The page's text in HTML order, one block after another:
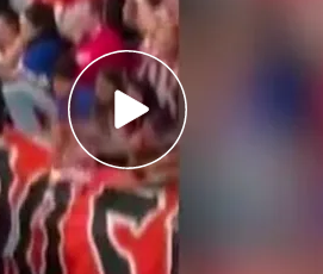
Atlético de Madrid por el
lanzamiento de objetos: el
club